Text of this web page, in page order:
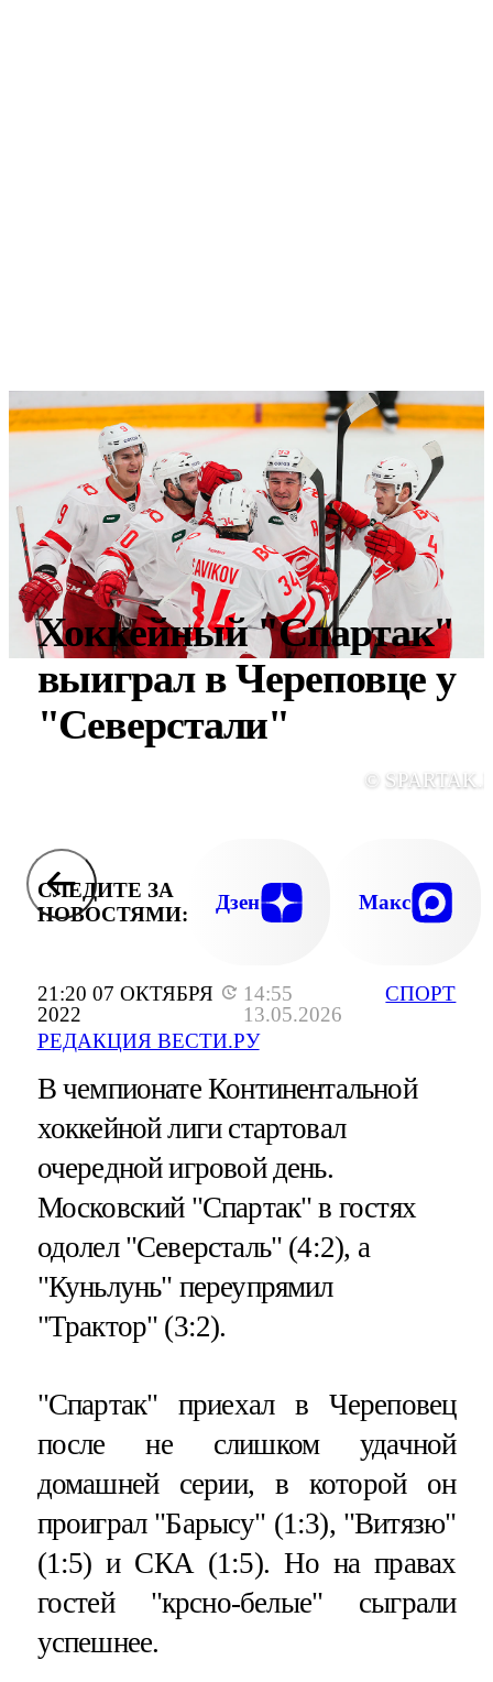
21:20 07 ОКТЯБРЯ
2022
14:55
13.05.2026
РЕДАКЦИЯ ВЕСТИ.РУ
СПОРТ
Хоккейный "Спартак"
выиграл в Череповце у
"Северстали"
©
СЛЕДИТЕ ЗА
НОВОСТЯМИ:
Дзен Макс
В чемпионате Континентальной
хоккейной лиги стартовал
очередной игровой день.
Московский "Спартак" в гостях
одолел "Северсталь" (4:2), а
"Куньлунь" переупрямил
"Трактор" (3:2).
"Спартак" приехал в Череповец
после не слишком удачной
домашней серии, в которой он
проиграл "Барысу" (1:3), "Витязю"
(1:5) и СКА (1:5). Но на правах
гостей "крсно-белые" сыграли
успешнее.